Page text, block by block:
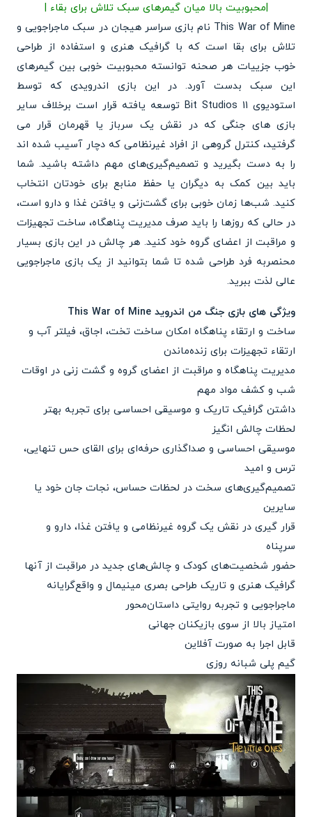
|محبوبیت بالا میان گیمرهای سبک تلاش برای بقاء |
This War of Mine نام بازی سراسر هیجان در سبک ماجراجویی و
تلاش برای بقا است که با گرافیک هنری و استفاده از طراحی
خوب جزییات هر صحنه توانسته محبوبیت خوبی بین گیمرهای
این سبک بدست آورد. در این بازی اندرویدی که توسط
استودیوی 11 Bit Studios توسعه یافته قرار است برخلاف سایر
بازی های جنگی که در نقش یک سرباز یا قهرمان قرار می
گرفتید، کنترل گروهی از افراد غیرنظامی که دچار آسیب شده اند
را به دست بگیرید و تصمیم‌گیری‌های مهم داشته باشید. شما
باید بین کمک به دیگران یا حفظ منابع برای خودتان انتخاب
کنید. شب‌ها زمان خوبی برای گشت‌زنی و یافتن غذا و دارو است،
در حالی که روزها را باید صرف مدیریت پناهگاه، ساخت تجهیزات
و مراقبت از اعضای گروه خود کنید. هر چالش در این بازی بسیار
محنصربه فرد طراحی شده تا شما بتوانید از یک بازی ماجراجویی
عالی لذت ببرید.
ویژگی های بازی جنگ من اندروید This War of Mine
ساخت و ارتقاء پناهگاه امکان ساخت تخت، اجاق، فیلتر آب و
ارتقاء تجهیزات برای زنده‌ماندن
مدیریت پناهگاه و مراقبت از اعضای گروه و گشت زنی در اوقات
شب و کشف مواد مهم
داشتن گرافیک تاریک و موسیقی احساسی برای تجربه بهتر
لحظات چالش انگیز
موسیقی احساسی و صداگذاری حرفه‌ای برای القای حس تنهایی،
ترس و امید
تصمیم‌گیری‌های سخت در لحظات حساس، نجات جان خود یا
سایرین
قرار گیری در نقش یک گروه غیرنظامی و یافتن غذا، دارو و
سرپناه
حضور شخصیت‌های کودک و چالش‌های جدید در مراقبت از آنها
گرافیک هنری و تاریک طراحی بصری مینیمال و واقع‌گرایانه
ماجراجویی و تجربه روایتی داستان‌محور
امتیاز بالا از سوی بازیکنان جهانی
قابل اجرا به صورت آفلاین
گیم پلی شبانه روزی